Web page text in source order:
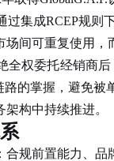
集成RCEP规
间可重复使用，
委托经销商
的掌握，避免
构中持续推进。
前置能力、品